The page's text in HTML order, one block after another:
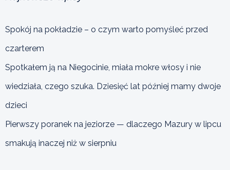
Spokój na pokładzie – o czym warto pomyśleć przed
czarterem
Spotkałem ją na Niegocinie, miała mokre włosy i nie
wiedziała, czego szuka. Dziesięć lat później mamy dwoje
dzieci
Pierwszy poranek na jeziorze — dlaczego Mazury w lipcu
smakują inaczej niż w sierpniu